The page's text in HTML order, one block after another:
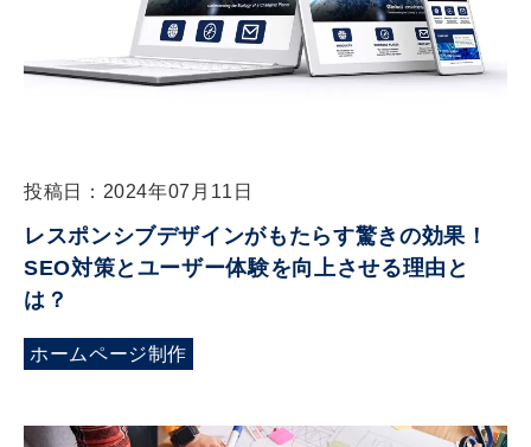
投稿日：2024年07月11日
レスポンシブデザインがもたらす驚きの効果！
SEO対策とユーザー体験を向上させる理由と
は？
ホームページ制作